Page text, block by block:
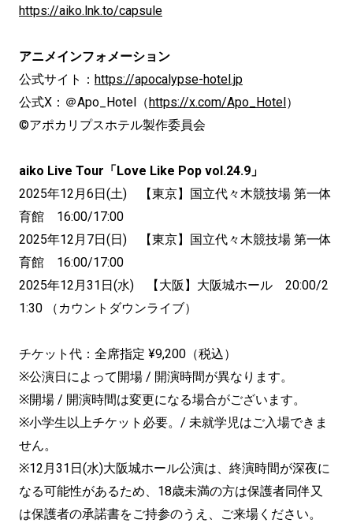
https://aiko.lnk.to/capsule
アニメインフォメーション
公式サイト： https://apocalypse-hotel.jp
公式X：＠Apo_Hotel（https://x.com/Apo_Hotel）
©アポカリプスホテル製作委員会
aiko Live Tour「Love Like Pop vol.24.9」
2025年12月6日(土) 【東京】国立代々木競技場 第一体
育館 16:00/17:00
2025年12月7日(日) 【東京】国立代々木競技場 第一体
育館 16:00/17:00
2025年12月31日(水) 【大阪】大阪城ホール 20:00/2
1:30 （カウントダウンライブ）
チケット代：全席指定 ¥9,200（税込）
※公演日によって開場 / 開演時間が異なります。
※開場 / 開演時間は変更になる場合がございます。
※小学生以上チケット必要。/ 未就学児はご入場できま
せん。
※12月31日(水)大阪城ホール公演は、終演時間が深夜に
なる可能性があるため、18歳未満の方は保護者同伴又
は保護者の承諾書をご持参のうえ、ご来場ください。